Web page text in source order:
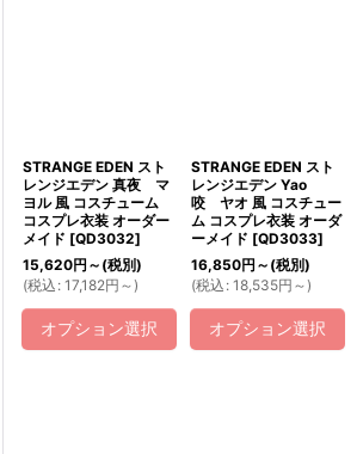
STRANGE EDEN スト
レンジエデン 真夜 マ
ヨル 風 コスチューム
コスプレ衣装 オーダー
メイド [QD3032]
15,620円 ～ (税別)
(税込 : 17,182円 ～)
オプション選択
STRANGE EDEN スト
レンジエデン Yao
咬 ヤオ 風 コスチュー
ム コスプレ衣装 オーダ
ーメイド [QD3033]
16,850円 ～ (税別)
(税込 : 18,535円 ～)
オプション選択